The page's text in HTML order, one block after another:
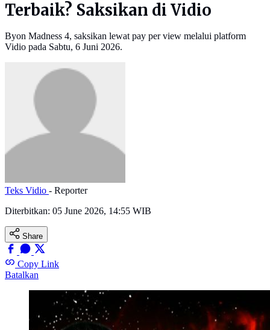
Terbaik? Saksikan di Vidio
Byon Madness 4, saksikan lewat pay per view melalui platform
Vidio pada Sabtu, 6 Juni 2026.
Teks Vidio - Reporter
Diterbitkan: 05 June 2026, 14:55 WIB
Share
Copy Link
Batalkan